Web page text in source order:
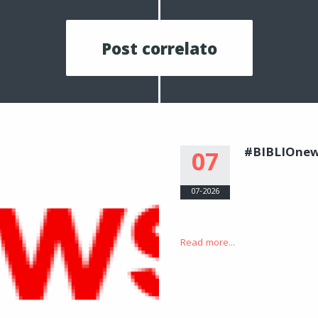
Post correlato
07
07-2026
Read more...